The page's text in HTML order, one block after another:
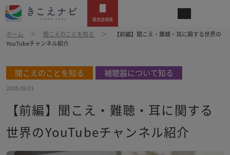
販売店検索
ホーム 聞こえのことを知る
【前編】聞こえ・難聴・耳に関する世界の
YouTubeチャンネル紹介
聞こえのことを知る 補聴器について知る
2025.09.01
【前編】聞こえ・難聴・耳に関する
世界のYouTubeチャンネル紹介